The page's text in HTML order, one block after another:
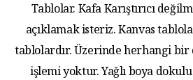
Tablolar. Kafa Karıştırıcı
açıklamak isteriz. Kanvas
tablolardır. Üzerinde herhangi bir
işlemi yoktur. Yağlı boya